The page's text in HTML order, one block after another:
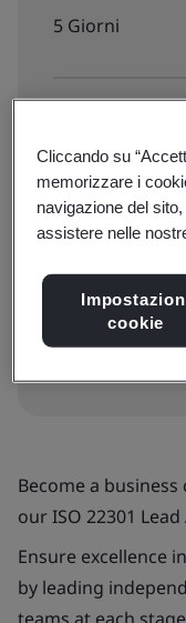
5 Giorni
Da remoto
€1700 + IVA
View dates
Become a
our ISO 22301
Ensure excellence
by leading
Cliccando su
memorizzare i
navigazione del
assistere nelle
cookie